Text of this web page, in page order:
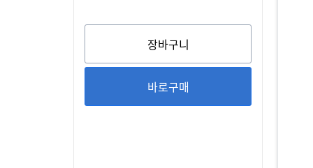
장바구니
바로구매